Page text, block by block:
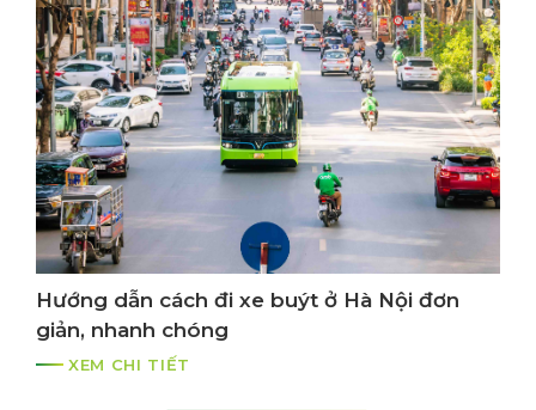
Hướng dẫn cách đi xe buýt ở Hà Nội đơn
giản, nhanh chóng
XEM CHI TIẾT